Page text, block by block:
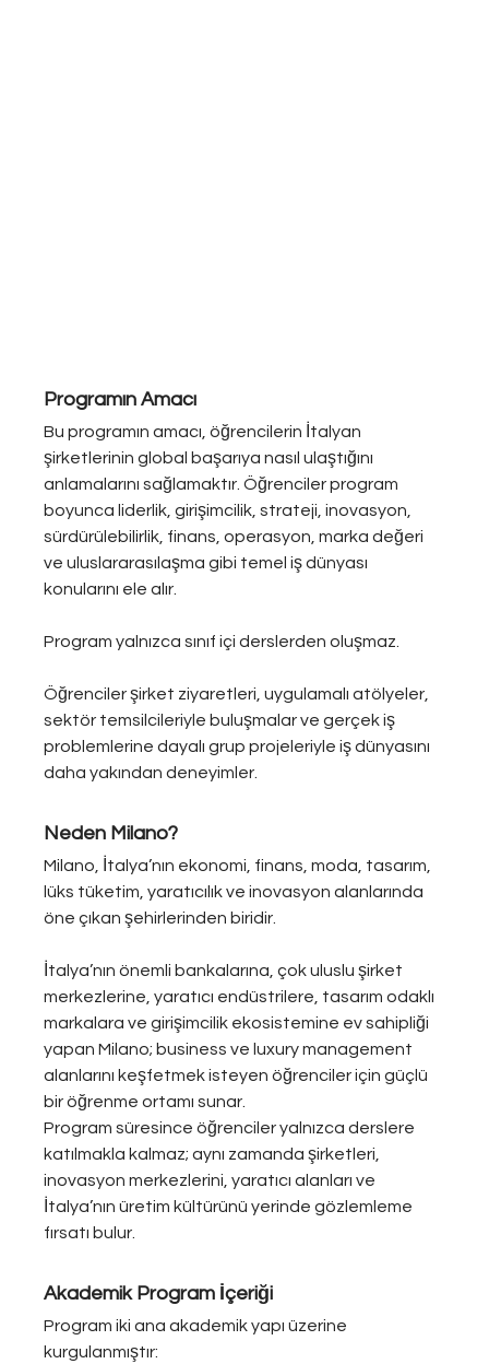
Programın Amacı
Bu programın amacı, öğrencilerin İtalyan
şirketlerinin global başarıya nasıl ulaştığını
anlamalarını sağlamaktır. Öğrenciler program
boyunca liderlik, girişimcilik, strateji, inovasyon,
sürdürülebilirlik, finans, operasyon, marka değeri
ve uluslararasılaşma gibi temel iş dünyası
konularını ele alır.
Program yalnızca sınıf içi derslerden oluşmaz.
Öğrenciler şirket ziyaretleri, uygulamalı atölyeler,
sektör temsilcileriyle buluşmalar ve gerçek iş
problemlerine dayalı grup projeleriyle iş dünyasını
daha yakından deneyimler.
Neden Milano?
Milano, İtalya’nın ekonomi, finans, moda, tasarım,
lüks tüketim, yaratıcılık ve inovasyon alanlarında
öne çıkan şehirlerinden biridir.
İtalya’nın önemli bankalarına, çok uluslu şirket
merkezlerine, yaratıcı endüstrilere, tasarım odaklı
markalara ve girişimcilik ekosistemine ev sahipliği
yapan Milano; business ve luxury management
alanlarını keşfetmek isteyen öğrenciler için güçlü
bir öğrenme ortamı sunar.
Program süresince öğrenciler yalnızca derslere
katılmakla kalmaz; aynı zamanda şirketleri,
inovasyon merkezlerini, yaratıcı alanları ve
İtalya’nın üretim kültürünü yerinde gözlemleme
fırsatı bulur.
Akademik Program İçeriği
Program iki ana akademik yapı üzerine
kurgulanmıştır: